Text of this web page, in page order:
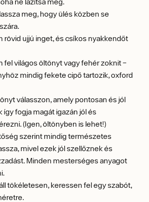
meg, hogy ülés közben se
rövid ujjú inget, és csíkos nyakkendőt
fel világos öltönyt vagy fehér zoknit –
mindig fekete cipő tartozik, oxford
válasszon, amely pontosan és jól
így fogja magát igazán jól és
(Igen, öltönyben is lehet!)
szerint mindig természetes
mivel ezek jól szellőznek és
Minden mesterséges anyagot
tökéletesen, keressen fel egy szabót,